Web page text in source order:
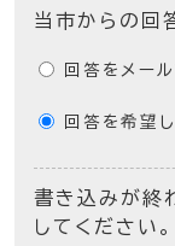
当市からの回
回答をメー
回答を希望
書き込みが終
してください。